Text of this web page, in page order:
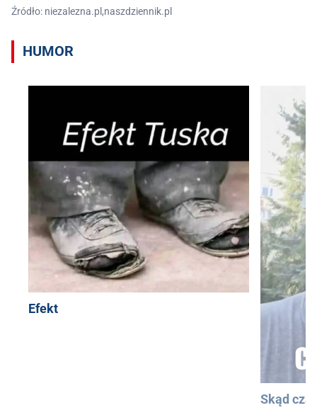
Źródło: niezalezna.pl,naszdziennik.pl
HUMOR
Efekt
Skąd